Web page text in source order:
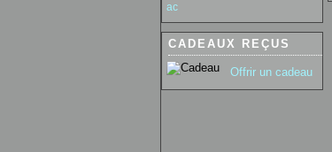
ac
CADEAUX REÇUS
Offrir un cadeau